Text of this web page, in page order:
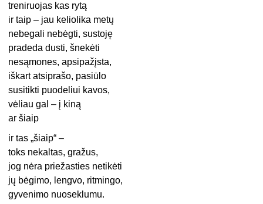
treniruojas kas rytą
ir taip – jau keliolika metų
nebegali nebėgti, sustoję
pradeda dusti, šnekėti
nesąmones, apsipažįsta,
iškart atsiprašo, pasiūlo
susitikti puodeliui kavos,
vėliau gal – į kiną
ar šiaip
ir tas „šiaip“ –
toks nekaltas, gražus,
jog nėra priežasties netikėti
jų bėgimo, lengvo, ritmingo,
gyvenimo nuoseklumu.